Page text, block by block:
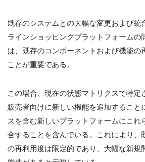
既存のシステムとの大幅な変更および統
ラインショッピングプラットフォームの
は、既存のコンポーネントおよび機能の
ことが重要である。
この場合、現在の状態マトリクスで特定
販売者向けに新しい機能を追加すること
スを含む新しいプラットフォームにこれ
合することを含んでいる。これにより、
の再利用度は限定的であり、大幅な新規